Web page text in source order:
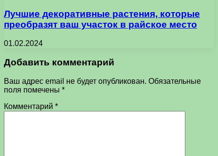
Лучшие декоративные растения, которые
преобразят ваш участок в райское место
01.02.2024
Добавить комментарий
Ваш адрес email не будет опубликован. Обязательные
поля помечены *
Комментарий *